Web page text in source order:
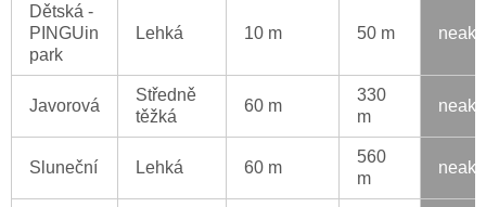
Dětská -
PINGUin
park
Lehká 10 m 50 m
Javorová
Středně
těžká
60 m
330
m
Sluneční Lehká 60 m
560
m